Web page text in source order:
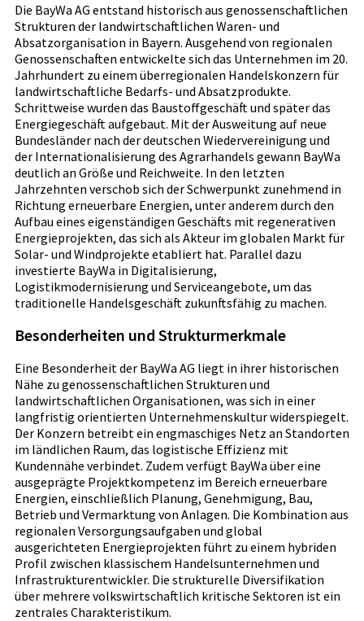
Die BayWa AG entstand historisch aus genossenschaftlichen
Strukturen der landwirtschaftlichen Waren- und
Absatzorganisation in Bayern. Ausgehend von regionalen
Genossenschaften entwickelte sich das Unternehmen im 20.
Jahrhundert zu einem überregionalen Handelskonzern für
landwirtschaftliche Bedarfs- und Absatzprodukte.
Schrittweise wurden das Baustoffgeschäft und später das
Energiegeschäft aufgebaut. Mit der Ausweitung auf neue
Bundesländer nach der deutschen Wiedervereinigung und
der Internationalisierung des Agrarhandels gewann BayWa
deutlich an Größe und Reichweite. In den letzten
Jahrzehnten verschob sich der Schwerpunkt zunehmend in
Richtung erneuerbare Energien, unter anderem durch den
Aufbau eines eigenständigen Geschäfts mit regenerativen
Energieprojekten, das sich als Akteur im globalen Markt für
Solar- und Windprojekte etabliert hat. Parallel dazu
investierte BayWa in Digitalisierung,
Logistikmodernisierung und Serviceangebote, um das
traditionelle Handelsgeschäft zukunftsfähig zu machen.
Besonderheiten und Strukturmerkmale
Eine Besonderheit der BayWa AG liegt in ihrer historischen
Nähe zu genossenschaftlichen Strukturen und
landwirtschaftlichen Organisationen, was sich in einer
langfristig orientierten Unternehmenskultur widerspiegelt.
Der Konzern betreibt ein engmaschiges Netz an Standorten
im ländlichen Raum, das logistische Effizienz mit
Kundennähe verbindet. Zudem verfügt BayWa über eine
ausgeprägte Projektkompetenz im Bereich erneuerbare
Energien, einschließlich Planung, Genehmigung, Bau,
Betrieb und Vermarktung von Anlagen. Die Kombination aus
regionalen Versorgungsaufgaben und global
ausgerichteten Energieprojekten führt zu einem hybriden
Profil zwischen klassischem Handelsunternehmen und
Infrastrukturentwickler. Die strukturelle Diversifikation
über mehrere volkswirtschaftlich kritische Sektoren ist ein
zentrales Charakteristikum.